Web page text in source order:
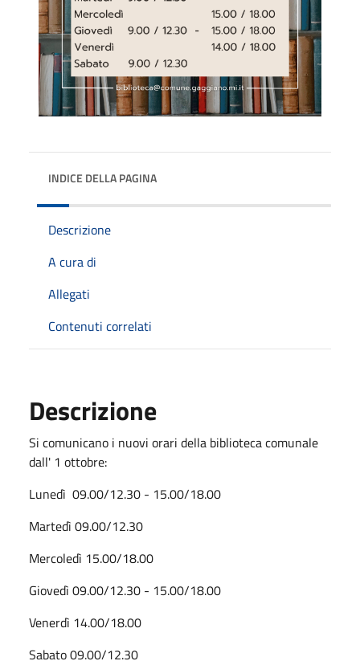
INDICE DELLA PAGINA
Descrizione
A cura di
Allegati
Contenuti correlati
Descrizione
Si comunicano i nuovi orari della biblioteca comunale
dall' 1 ottobre:
Lunedì 09.00/12.30 - 15.00/18.00
Martedì 09.00/12.30
Mercoledì 15.00/18.00
Giovedì 09.00/12.30 - 15.00/18.00
Venerdì 14.00/18.00
Sabato 09.00/12.30